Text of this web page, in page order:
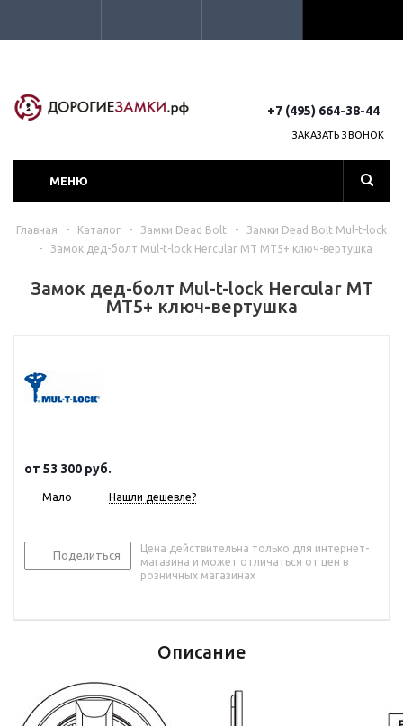
+7 (495) 664-38-44
ЗАКАЗАТЬ ЗВОНОК
МЕНЮ
Главная - Каталог - Замки Dead Bolt -
Замки Dead Bolt Mul-t-lock
-
Замок дед-болт Mul-t-lock Hercular MT MT5+ ключ-вертушка
Замок дед-болт Mul-t-lock Hercular MT
MT5+ ключ-вертушка
от 53 300 руб.
Мало Нашли дешевле?
Поделиться
Цена действительна только для интернет-
магазина и может отличаться от цен в
розничных магазинах
Описание